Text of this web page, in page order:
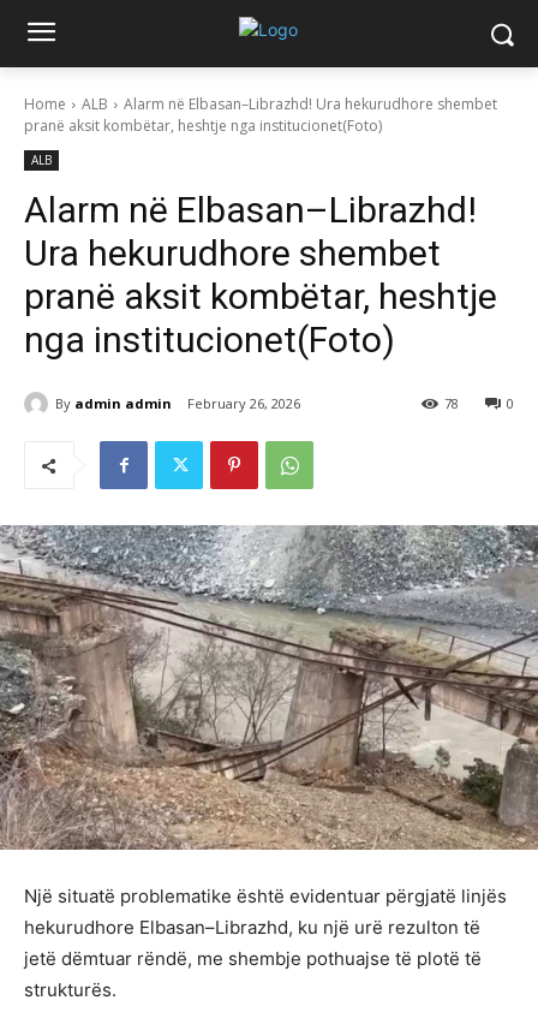
Home ALB
Alarm në Elbasan–Librazhd! Ura hekurudhore shembet
pranë aksit kombëtar, heshtje nga institucionet(Foto)
ALB
Alarm në Elbasan–Librazhd!
Ura hekurudhore shembet
pranë aksit kombëtar, heshtje
nga institucionet(Foto)
By admin admin February 26, 2026 0
78
Një situatë problematike është evidentuar përgjatë linjës
hekurudhore Elbasan–Librazhd, ku një urë rezulton të
jetë dëmtuar rëndë, me shembje pothuajse të plotë të
strukturës.